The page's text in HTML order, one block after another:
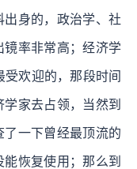
出身的，政治学、社
镜率非常高；经济学
欢迎的，那段时间
家去占领，当然到
一下曾经最顶流的
恢复使用；那么到